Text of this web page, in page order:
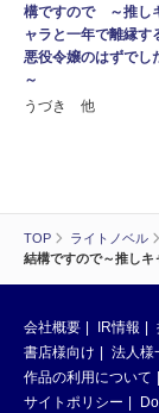
TOP ライトノベル
結構ですので～推し
構ですので ～推し
ャラと一年で離縁す
悪役令嬢のはずでし
～
うづき 他
会社概要 IR情報
書店様向け
法人様
作品の利用について
サイトポリシー